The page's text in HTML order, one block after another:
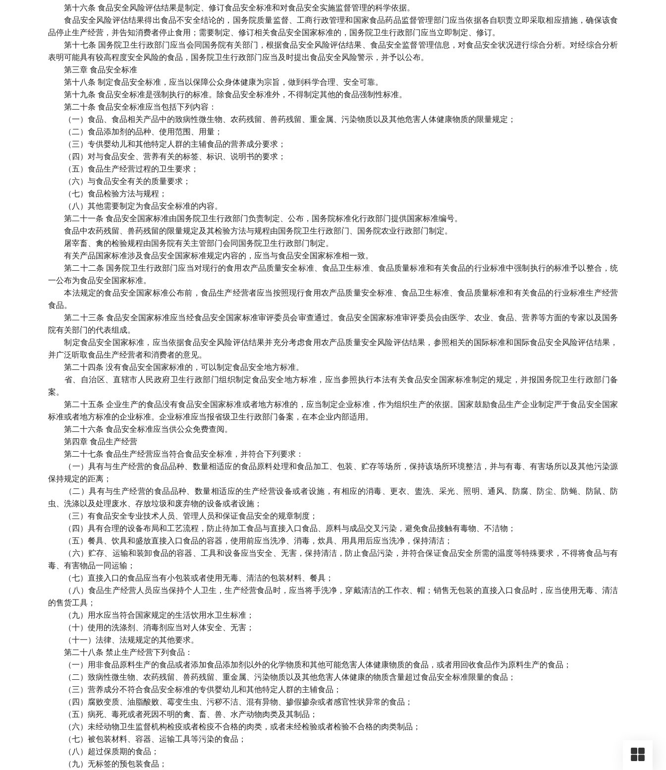
第十六条 食品安全风险评估结果是制定、修订食品安全标准和对食品安全实施监督管理的科学依据。
食品安全风险评估结果得出食品不安全结论的，国务院质量监督、工商行政管理和国家食品药品监督管理部门应当依据各自职责立即采取相应措施，确保该食
品停止生产经营，并告知消费者停止食用；需要制定、修订相关食品安全国家标准的，国务院卫生行政部门应当立即制定、修订。
第十七条 国务院卫生行政部门应当会同国务院有关部门，根据食品安全风险评估结果、食品安全监督管理信息，对食品安全状况进行综合分析。对经综合分析
表明可能具有较高程度安全风险的食品，国务院卫生行政部门应当及时提出食品安全风险警示，并予以公布。
第三章 食品安全标准
第十八条 制定食品安全标准，应当以保障公众身体健康为宗旨，做到科学合理、安全可靠。
第十九条 食品安全标准是强制执行的标准。除食品安全标准外，不得制定其他的食品强制性标准。
第二十条 食品安全标准应当包括下列内容：
（一）食品、食品相关产品中的致病性微生物、农药残留、兽药残留、重金属、污染物质以及其他危害人体健康物质的限量规定；
（二）食品添加剂的品种、使用范围、用量；
（三）专供婴幼儿和其他特定人群的主辅食品的营养成分要求；
（四）对与食品安全、营养有关的标签、标识、说明书的要求；
（五）食品生产经营过程的卫生要求；
（六）与食品安全有关的质量要求；
（七）食品检验方法与规程；
（八）其他需要制定为食品安全标准的内容。
第二十一条 食品安全国家标准由国务院卫生行政部门负责制定、公布，国务院标准化行政部门提供国家标准编号。
食品中农药残留、兽药残留的限量规定及其检验方法与规程由国务院卫生行政部门、国务院农业行政部门制定。
屠宰畜、禽的检验规程由国务院有关主管部门会同国务院卫生行政部门制定。
有关产品国家标准涉及食品安全国家标准规定内容的，应当与食品安全国家标准相一致。
第二十二条 国务院卫生行政部门应当对现行的食用农产品质量安全标准、食品卫生标准、食品质量标准和有关食品的行业标准中强制执行的标准予以整合，统
一公布为食品安全国家标准。
本法规定的食品安全国家标准公布前，食品生产经营者应当按照现行食用农产品质量安全标准、食品卫生标准、食品质量标准和有关食品的行业标准生产经营
食品。
第二十三条 食品安全国家标准应当经食品安全国家标准审评委员会审查通过。食品安全国家标准审评委员会由医学、农业、食品、营养等方面的专家以及国务
院有关部门的代表组成。
制定食品安全国家标准，应当依据食品安全风险评估结果并充分考虑食用农产品质量安全风险评估结果，参照相关的国际标准和国际食品安全风险评估结果，
并广泛听取食品生产经营者和消费者的意见。
第二十四条 没有食品安全国家标准的，可以制定食品安全地方标准。
省、自治区、直辖市人民政府卫生行政部门组织制定食品安全地方标准，应当参照执行本法有关食品安全国家标准制定的规定，并报国务院卫生行政部门备
案。
第二十五条 企业生产的食品没有食品安全国家标准或者地方标准的，应当制定企业标准，作为组织生产的依据。国家鼓励食品生产企业制定严于食品安全国家
标准或者地方标准的企业标准。企业标准应当报省级卫生行政部门备案，在本企业内部适用。
第二十六条 食品安全标准应当供公众免费查阅。
第四章 食品生产经营
第二十七条 食品生产经营应当符合食品安全标准，并符合下列要求：
（一）具有与生产经营的食品品种、数量相适应的食品原料处理和食品加工、包装、贮存等场所，保持该场所环境整洁，并与有毒、有害场所以及其他污染源
保持规定的距离；
（二）具有与生产经营的食品品种、数量相适应的生产经营设备或者设施，有相应的消毒、更衣、盥洗、采光、照明、通风、防腐、防尘、防蝇、防鼠、防
虫、洗涤以及处理废水、存放垃圾和废弃物的设备或者设施；
（三）有食品安全专业技术人员、管理人员和保证食品安全的规章制度；
（四）具有合理的设备布局和工艺流程，防止待加工食品与直接入口食品、原料与成品交叉污染，避免食品接触有毒物、不洁物；
（五）餐具、饮具和盛放直接入口食品的容器，使用前应当洗净、消毒，炊具、用具用后应当洗净，保持清洁；
（六）贮存、运输和装卸食品的容器、工具和设备应当安全、无害，保持清洁，防止食品污染，并符合保证食品安全所需的温度等特殊要求，不得将食品与有
毒、有害物品一同运输；
（七）直接入口的食品应当有小包装或者使用无毒、清洁的包装材料、餐具；
（八）食品生产经营人员应当保持个人卫生，生产经营食品时，应当将手洗净，穿戴清洁的工作衣、帽；销售无包装的直接入口食品时，应当使用无毒、清洁
的售货工具；
（九）用水应当符合国家规定的生活饮用水卫生标准；
（十）使用的洗涤剂、消毒剂应当对人体安全、无害；
（十一）法律、法规规定的其他要求。
第二十八条 禁止生产经营下列食品：
（一）用非食品原料生产的食品或者添加食品添加剂以外的化学物质和其他可能危害人体健康物质的食品，或者用回收食品作为原料生产的食品；
（二）致病性微生物、农药残留、兽药残留、重金属、污染物质以及其他危害人体健康的物质含量超过食品安全标准限量的食品；
（三）营养成分不符合食品安全标准的专供婴幼儿和其他特定人群的主辅食品；
（四）腐败变质、油脂酸败、霉变生虫、污秽不洁、混有异物、掺假掺杂或者感官性状异常的食品；
（五）病死、毒死或者死因不明的禽、畜、兽、水产动物肉类及其制品；
（六）未经动物卫生监督机构检疫或者检疫不合格的肉类，或者未经检验或者检验不合格的肉类制品；
（七）被包装材料、容器、运输工具等污染的食品；
（八）超过保质期的食品；
（九）无标签的预包装食品；